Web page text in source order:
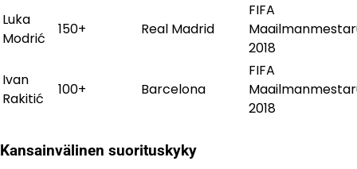
Luka
Modrić
150+ Real Madrid
FIFA
2018
Ivan
Rakitić
100+ Barcelona
FIFA
2018
Kansainvälinen suorituskyky